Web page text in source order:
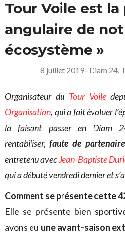
Tour Voile est la
angulaire de
écosystème »
8 juillet 2019–Diam 24,
Organisateur du Tour Voile
Organisation, qui a fait évoluer
la faisant passer en Diam
rentabiliser, faute de
entretenu avecJean-Baptiste
qui a débuté vendredi dernier et
Comment se présente cette
Elle se présente bien
avons eu une avant-saison